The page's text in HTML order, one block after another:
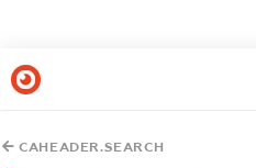
CAHEADER.SEARCH